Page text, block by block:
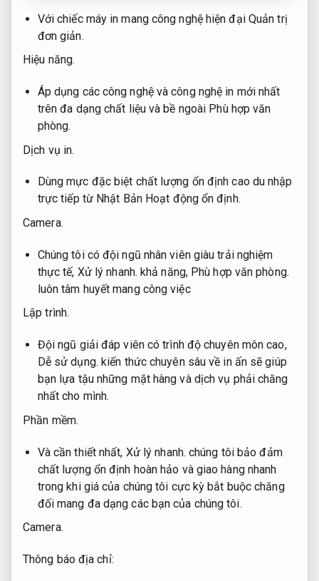
Với chiếc máy in mang công nghệ hiện đại Quản trị
đơn giản.
Hiệu năng.
Áp dụng các công nghệ và công nghệ in mới nhất
trên đa dạng chất liệu và bề ngoài Phù hợp văn
phòng.
Dịch vụ in.
Dùng mực đặc biệt chất lượng ổn định cao du nhập
trực tiếp từ Nhật Bản Hoạt động ổn định.
Camera.
Chúng tôi có đội ngũ nhân viên giàu trải nghiệm
thực tế, Xử lý nhanh. khả năng, Phù hợp văn phòng.
luôn tâm huyết mang công việc
Lập trình.
Đội ngũ giải đáp viên có trình độ chuyên môn cao,
Dễ sử dụng. kiến ​​thức chuyên sâu về in ấn sẽ giúp
bạn lựa tậu những mặt hàng và dịch vụ phải chăng
nhất cho mình.
Phần mềm.
Và cần thiết nhất, Xử lý nhanh. chúng tôi bảo đảm
chất lượng ổn định hoàn hảo và giao hàng nhanh
trong khi giá của chúng tôi cực kỳ bắt buộc chăng
đối mang đa dạng các bạn của chúng tôi.
Camera.
Thông báo địa chỉ: